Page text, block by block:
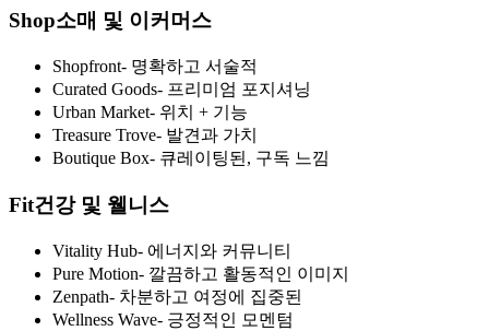
Shop소매 및 이커머스
Shopfront- 명확하고 서술적
Curated Goods- 프리미엄 포지셔닝
Urban Market- 위치 + 기능
Treasure Trove- 발견과 가치
Boutique Box- 큐레이팅된, 구독 느낌
Fit건강 및 웰니스
Vitality Hub- 에너지와 커뮤니티
Pure Motion- 깔끔하고 활동적인 이미지
Zenpath- 차분하고 여정에 집중된
Wellness Wave- 긍정적인 모멘텀